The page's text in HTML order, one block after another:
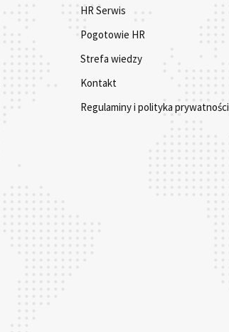
HR Serwis
Pogotowie HR
Strefa wiedzy
Kontakt
Regulaminy i polityka prywatności